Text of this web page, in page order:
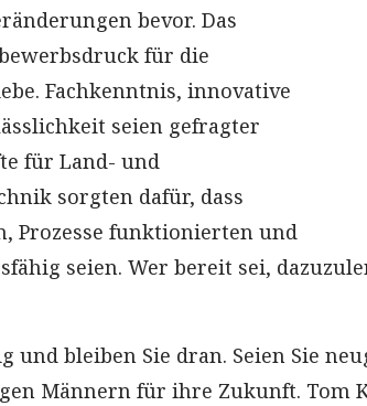
bevor. Das
für die
Fachkenntnis, innovative
seien gefragter
für Land- und
sorgten dafür, dass
Prozesse funktionierten und
seien. Wer bereit sei,
und bleiben Sie dran. Seien Sie
Männern für ihre Zukunft. Tom